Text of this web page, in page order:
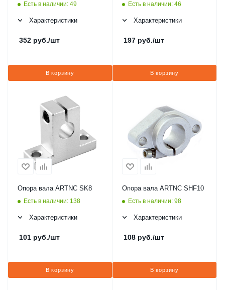
Есть в наличии: 49
Характеристики
352 руб./шт
В корзину
Есть в наличии: 46
Характеристики
197 руб./шт
В корзину
Опора вала ARTNC SK8
Есть в наличии: 138
Характеристики
101 руб./шт
В корзину
Опора вала ARTNC SHF10
Есть в наличии: 98
Характеристики
108 руб./шт
В корзину